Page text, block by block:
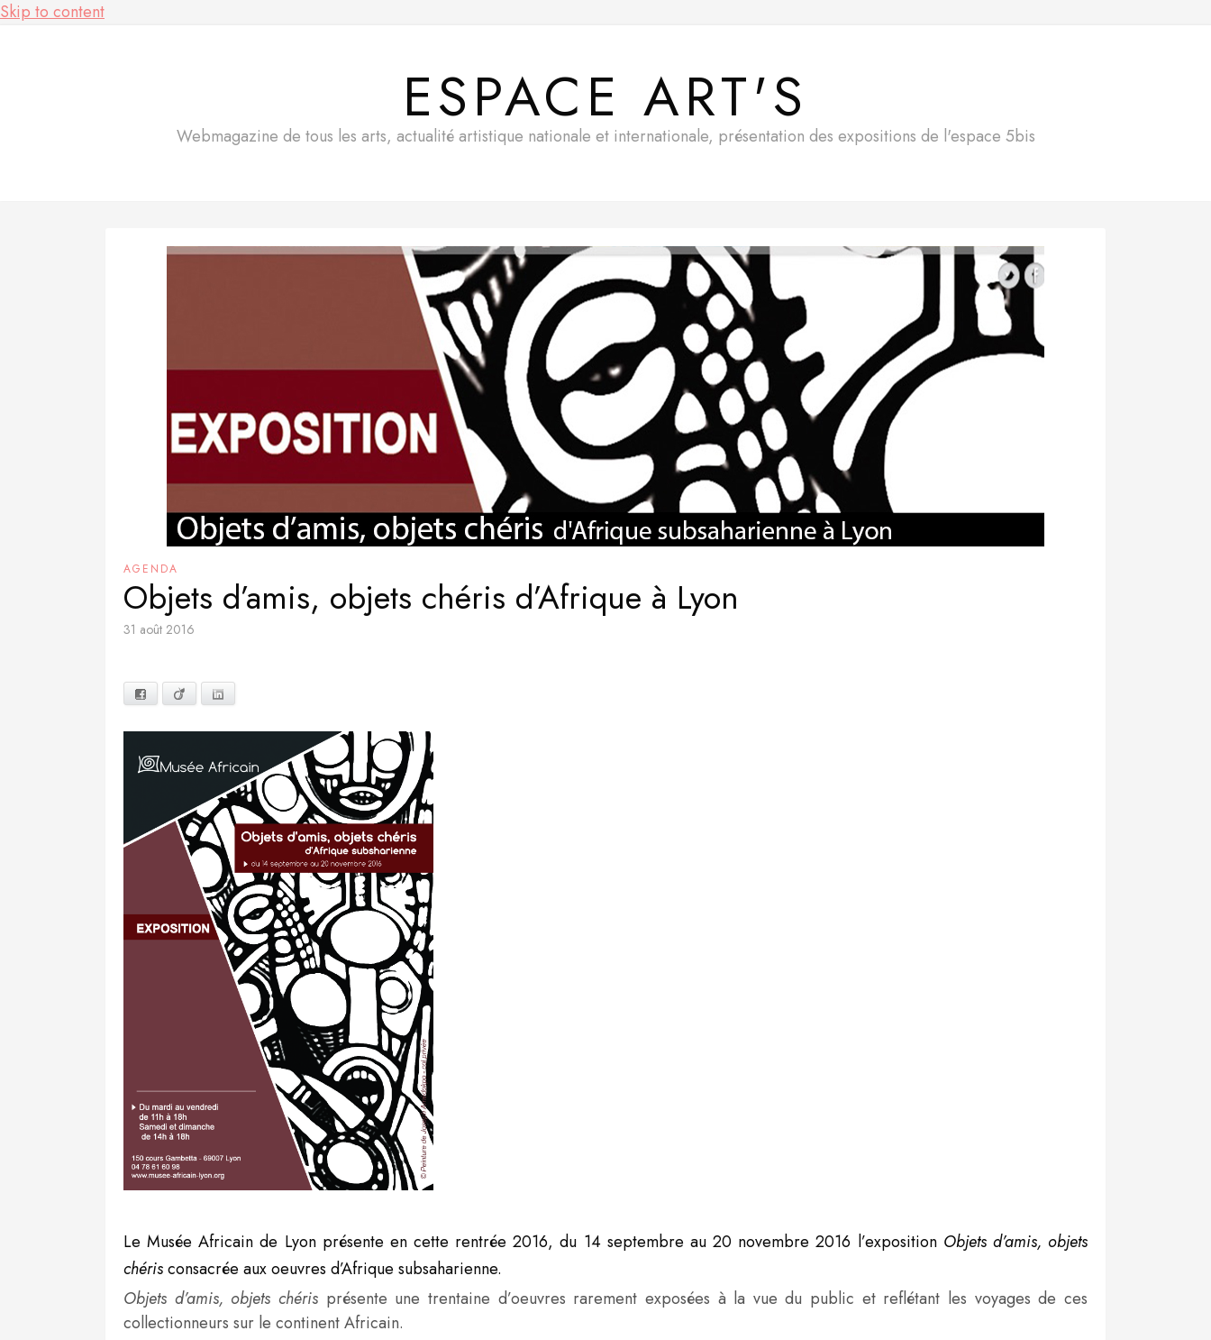
Skip to content
ESPACE ART'S
Webmagazine de tous les arts, actualité artistique nationale et internationale, présentation des expositions de l'espace 5bis
AGENDA
Objets d’amis, objets chéris d’Afrique à Lyon
31 août 2016
Facebook Viadeo
Le Musée Africain de Lyon présente en cette rentrée 2016, du 14 septembre au 20 novembre 2016 l’exposition Objets d’amis, objets
chérisconsacrée aux oeuvres d’Afrique subsaharienne.
Objets d’amis, objets chérisprésente une trentaine d’oeuvres rarement exposées à la vue du public et reflétant les voyages de ces
collectionneurs sur le continent Africain.